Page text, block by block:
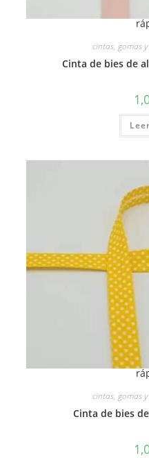
cintas, gomas y
Cinta de bies de
cintas, gomas y
Cinta de bies